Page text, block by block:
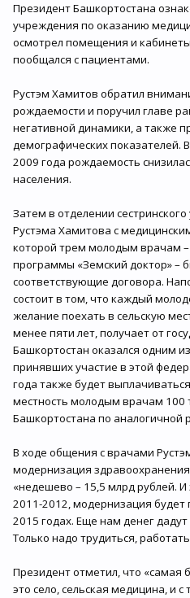
Президент Башкортостана
учреждения по оказанию
осмотрел помещения и
пообщался с пациентами.
Рустэм Хамитов обратил
рождаемости и поручил главе
негативной динамики, а также
демографических показателей.
2009 года рождаемость
населения.
Затем в отделении сестринского
Рустэма Хамитова с
которой трем молодым врачам
программы «Земский доктор» –
соответствующие договора.
состоит в том, что каждый
желание поехать в сельскую
менее пяти лет, получает от
Башкортостан оказался одним
принявших участие в этой
года также будет
местность молодым врачам 100
Башкортостана по аналогичной
В ходе общения с врачами
модернизация
«недешево – 15,5 млрд рублей. И
2011-2012, модернизация
2015 годах. Еще нам денег
Только надо трудиться,
Президент отметил, что «самая
это село, сельская медицина, и